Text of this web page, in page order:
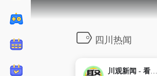
四川热闻
川观新闻 - 看四川，观天下